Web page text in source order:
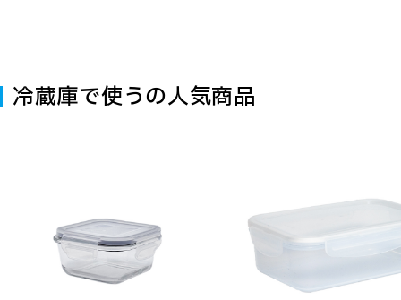
冷蔵庫で使うの人気商品